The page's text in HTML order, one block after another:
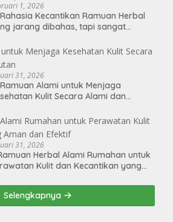
1, 2026
Kecantikan Ramuan Herbal
jarang dibahas, tapi sangat
31, 2026
Ramuan Alami untuk Menjaga
Kulit Secara Alami dan
31, 2026
Herbal Alami Rumahan untuk
Kulit dan Kecantikan yang
Selengkapnya